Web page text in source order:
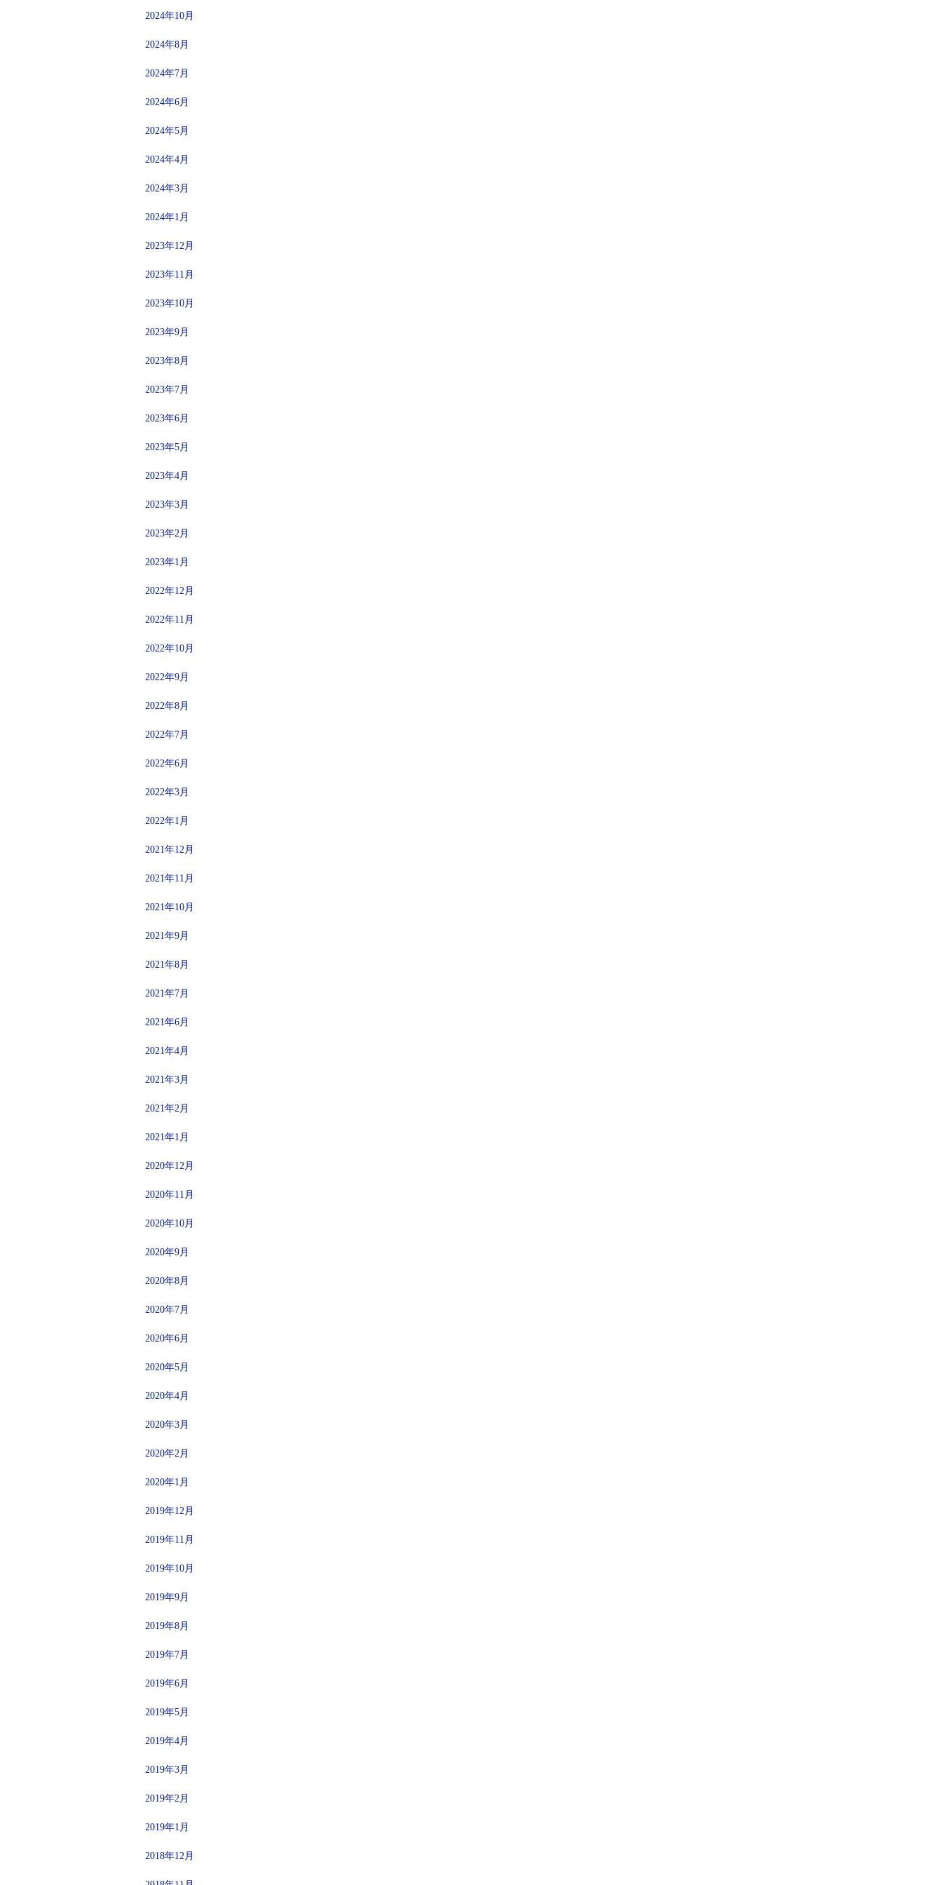
2024年10月
2024年8月
2024年7月
2024年6月
2024年5月
2024年4月
2024年3月
2024年1月
2023年12月
2023年11月
2023年10月
2023年9月
2023年8月
2023年7月
2023年6月
2023年5月
2023年4月
2023年3月
2023年2月
2023年1月
2022年12月
2022年11月
2022年10月
2022年9月
2022年8月
2022年7月
2022年6月
2022年3月
2022年1月
2021年12月
2021年11月
2021年10月
2021年9月
2021年8月
2021年7月
2021年6月
2021年4月
2021年3月
2021年2月
2021年1月
2020年12月
2020年11月
2020年10月
2020年9月
2020年8月
2020年7月
2020年6月
2020年5月
2020年4月
2020年3月
2020年2月
2020年1月
2019年12月
2019年11月
2019年10月
2019年9月
2019年8月
2019年7月
2019年6月
2019年5月
2019年4月
2019年3月
2019年2月
2019年1月
2018年12月